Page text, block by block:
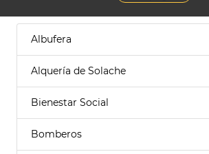
Albufera
Alquería de Solache
Bienestar Social
Bomberos